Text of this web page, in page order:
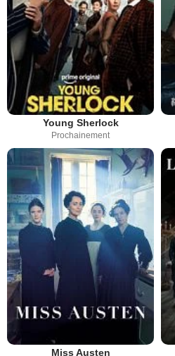
Young Sherlock
Prochainement
Miss Austen